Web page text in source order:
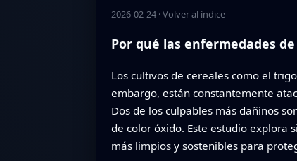
2026-02-24·Volver al índice
Por qué las enfermedades
Los cultivos de cereales como el
embargo, están constantemente
Dos de los culpables más dañinos
de color óxido. Este estudio explora
más limpios y sostenibles para